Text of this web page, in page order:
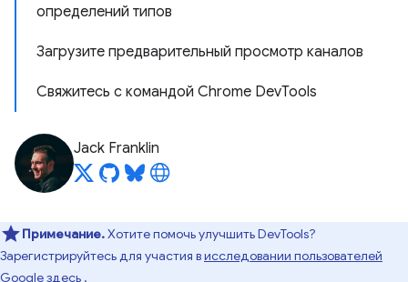
определений типов
Загрузите предварительный просмотр каналов
Свяжитесь с командой Chrome DevTools
Jack Franklin
Примечание.Хотите помочь улучшить DevTools?
Зарегистрируйтесь для участия висследовании пользователей
Google здесь .